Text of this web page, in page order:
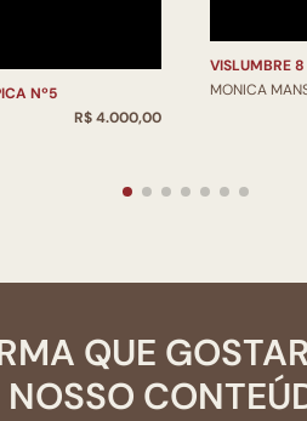
Nº5
R$ 4.000,00
VISLUMBRE 8
MONICA
QUE
NOSSO